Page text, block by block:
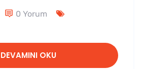
0 Yorum
DEVAMINI OKU